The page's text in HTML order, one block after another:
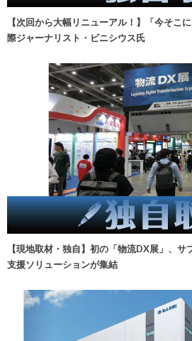
【次回から大幅リニューアル！】「今そ
際ジャーナリスト・ビニシウス氏
【現地取材・独自】初の「物流DX展」、
支援ソリューションが集結